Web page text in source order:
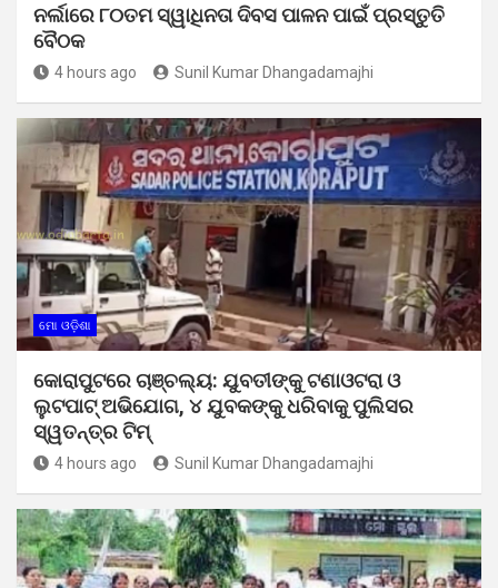
ନର୍ଲାରେ ୮୦ତମ ସ୍ୱାଧିନତା ଦିବସ ପାଳନ ପାଇଁ ପ୍ରସ୍ତୁତି
ବୈଠକ
4 hours ago Sunil Kumar Dhangadamajhi
ମୋ ଓଡ଼ିଶା
କୋରାପୁଟରେ ଚାଞ୍ଚଲ୍ୟ: ଯୁବତୀଙ୍କୁ ଟଣାଓଟରା ଓ
ଲୁଟପାଟ୍ ଅଭିଯୋଗ, ୪ ଯୁବକଙ୍କୁ ଧରିବାକୁ ପୁଲିସର
ସ୍ୱତନ୍ତ୍ର ଟିମ୍
4 hours ago Sunil Kumar Dhangadamajhi